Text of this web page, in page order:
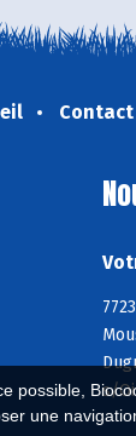
possible,
une
Contact
s/